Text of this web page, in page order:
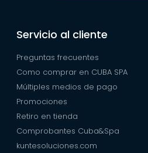
Servicio al cliente
Preguntas frecuentes
Como comprar en CUBA SPA
Múltiples medios de pago
Promociones
Retiro en tienda
Comprobantes Cuba&Spa
kuntesoluciones.com